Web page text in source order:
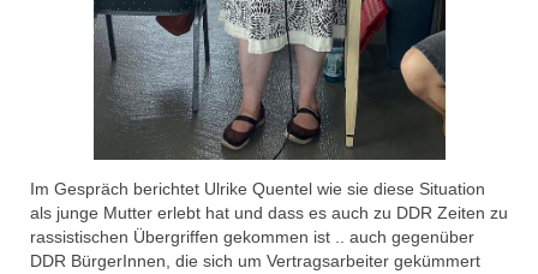
Im Gespräch berichtet Ulrike Quentel wie sie diese Situation
als junge Mutter erlebt hat und dass es auch zu DDR Zeiten zu
rassistischen Übergriffen gekommen ist .. auch gegenüber
DDR BürgerInnen, die sich um Vertragsarbeiter gekümmert